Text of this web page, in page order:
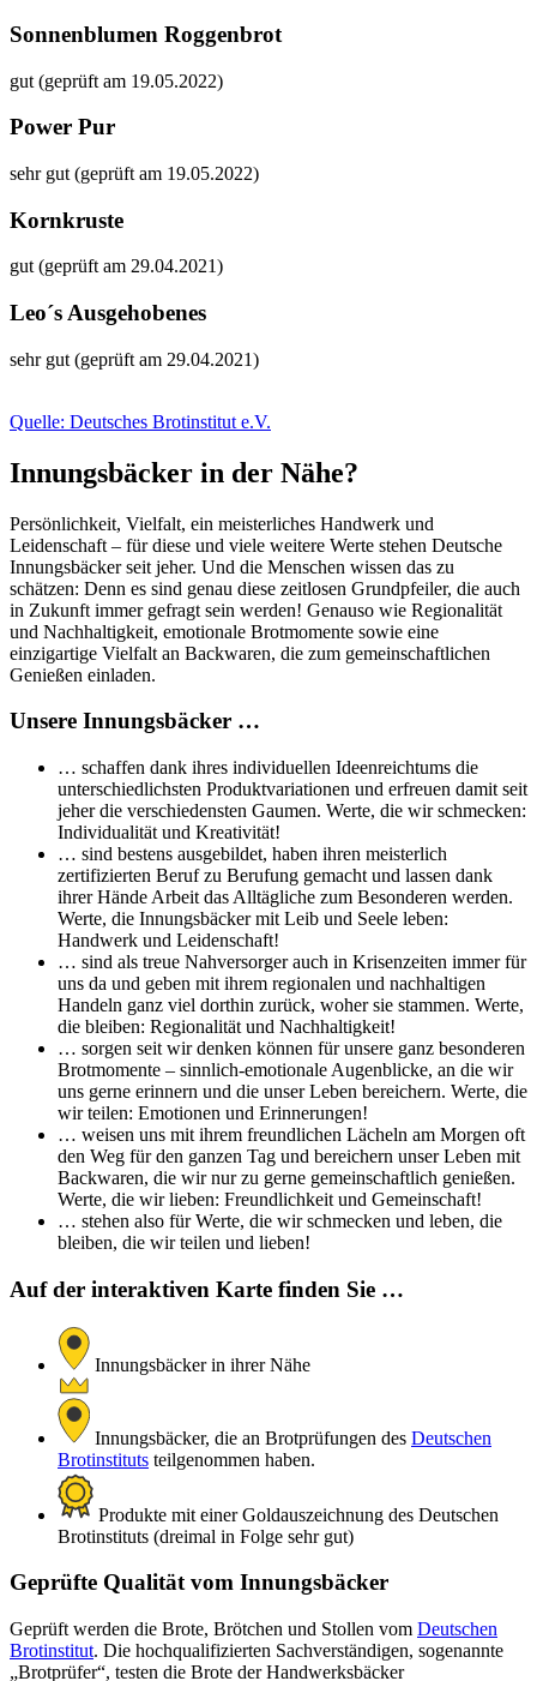
Sonnenblumen Roggenbrot
gut (geprüft am 19.05.2022)
Power Pur
sehr gut (geprüft am 19.05.2022)
Kornkruste
gut (geprüft am 29.04.2021)
Leo´s Ausgehobenes
sehr gut (geprüft am 29.04.2021)
Quelle: Deutsches Brotinstitut e.V.
Innungsbäcker in der Nähe?
Persönlichkeit, Vielfalt, ein meisterliches Handwerk und
Leidenschaft – für diese und viele weitere Werte stehen Deutsche
Innungsbäcker seit jeher. Und die Menschen wissen das zu
schätzen: Denn es sind genau diese zeitlosen Grundpfeiler, die auch
in Zukunft immer gefragt sein werden! Genauso wie Regionalität
und Nachhaltigkeit, emotionale Brotmomente sowie eine
einzigartige Vielfalt an Backwaren, die zum gemeinschaftlichen
Genießen einladen.
Unsere Innungsbäcker …
… schaffen dank ihres individuellen Ideenreichtums die
unterschiedlichsten Produktvariationen und erfreuen damit seit
jeher die verschiedensten Gaumen. Werte, die wir schmecken:
Individualität und Kreativität!
… sind bestens ausgebildet, haben ihren meisterlich
zertifizierten Beruf zu Berufung gemacht und lassen dank
ihrer Hände Arbeit das Alltägliche zum Besonderen werden.
Werte, die Innungsbäcker mit Leib und Seele leben:
Handwerk und Leidenschaft!
… sind als treue Nahversorger auch in Krisenzeiten immer für
uns da und geben mit ihrem regionalen und nachhaltigen
Handeln ganz viel dorthin zurück, woher sie stammen. Werte,
die bleiben: Regionalität und Nachhaltigkeit!
… sorgen seit wir denken können für unsere ganz besonderen
Brotmomente – sinnlich-emotionale Augenblicke, an die wir
uns gerne erinnern und die unser Leben bereichern. Werte, die
wir teilen: Emotionen und Erinnerungen!
… weisen uns mit ihrem freundlichen Lächeln am Morgen oft
den Weg für den ganzen Tag und bereichern unser Leben mit
Backwaren, die wir nur zu gerne gemeinschaftlich genießen.
Werte, die wir lieben: Freundlichkeit und Gemeinschaft!
… stehen also für Werte, die wir schmecken und leben, die
bleiben, die wir teilen und lieben!
Auf der interaktiven Karte finden Sie …
Innungsbäcker in ihrer Nähe
Innungsbäcker, die an Brotprüfungen des Deutschen
Brotinstituts teilgenommen haben.
Produkte mit einer Goldauszeichnung des Deutschen
Brotinstituts (dreimal in Folge sehr gut)
Geprüfte Qualität vom Innungsbäcker
Geprüft werden die Brote, Brötchen und Stollen vom Deutschen
Brotinstitut. Die hochqualifizierten Sachverständigen, sogenannte
„Brotprüfer“, testen die Brote der Handwerksbäcker